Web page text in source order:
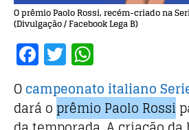
O prêmio Paolo Rossi, recém-criado na
(Divulgação / Facebook Lega B)
F
a
c
e
T
w
it
te
h
at
s
Ocampeonato italiano
dará o prêmio Paolo Rossi